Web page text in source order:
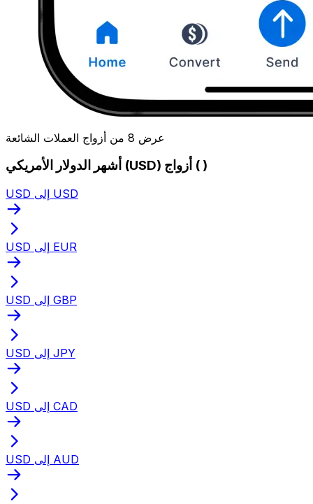
عرض 8 من أزواج العملات الشائعة
أشهر الدولار الأمريكي (USD) أزواج ( )
USD إلى USD
USD إلى EUR
USD إلى GBP
USD إلى JPY
USD إلى CAD
USD إلى AUD